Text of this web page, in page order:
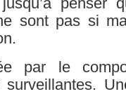
penser
sont pas si
par le